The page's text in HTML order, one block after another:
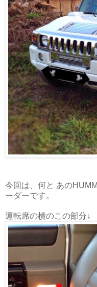
今回は、何と あの
ーダーです。
運転席の横のこの部分↓